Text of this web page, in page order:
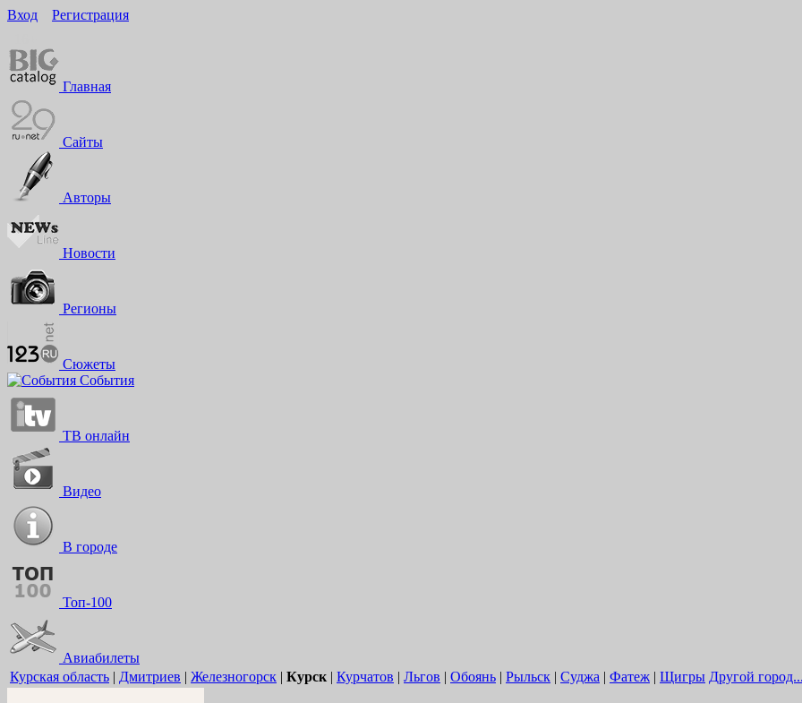
Вход
Регистрация
Главная
Сайты
Авторы
Новости
Регионы
Сюжеты
События
ТВ онлайн
Видео
В городе
Топ-100
Авиабилеты
Курская область | Дмитриев | Железногорск | Курск | Курчатов | Льгов | Обоянь | Рыльск | Суджа | Фатеж | Щигры Другой